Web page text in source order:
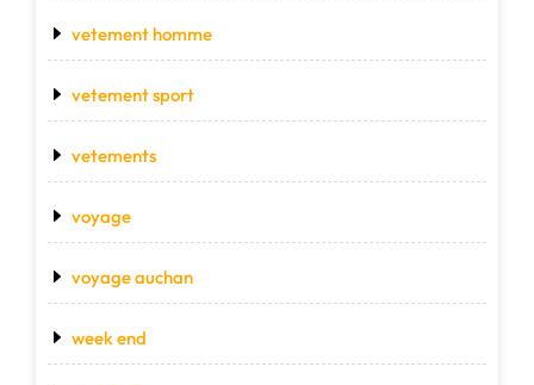
vetement homme
vetement sport
vetements
voyage
voyage auchan
week end